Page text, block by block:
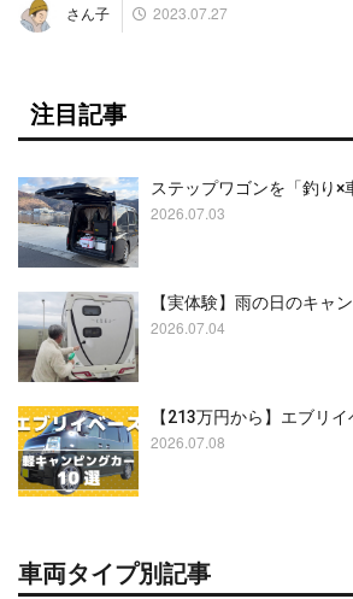
さん子 2023.07.27
注目記事
ステップワゴンを「釣り×
2026.07.03
【実体験】雨の日のキャ
2026.07.04
【213万円から】エブリ
2026.07.08
車両タイプ別記事